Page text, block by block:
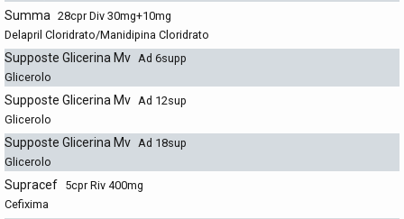
Summa 28cpr Div 30mg+10mg
Delapril Cloridrato/Manidipina Cloridrato
Supposte Glicerina Mv Ad 6supp
Glicerolo
Supposte Glicerina Mv Ad 12sup
Glicerolo
Supposte Glicerina Mv Ad 18sup
Glicerolo
Supracef 5cpr Riv 400mg
Cefixima